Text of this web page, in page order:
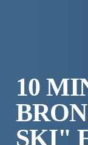
10
SKI"